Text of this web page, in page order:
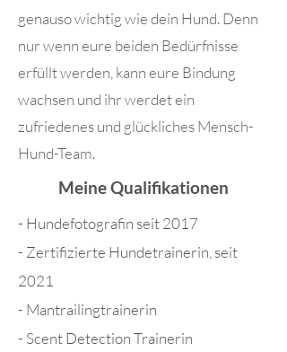
genauso wichtig wie dein Hund. Denn
nur wenn eure beiden Bedürfnisse
erfüllt werden, kann eure Bindung
wachsen und ihr werdet ein
zufriedenes und glückliches Mensch-
Hund-Team.
Meine Qualifikationen
- Hundefotografin seit 2017
- Zertifizierte Hundetrainerin, seit
2021
- Mantrailingtrainerin
- Scent Detection Trainerin